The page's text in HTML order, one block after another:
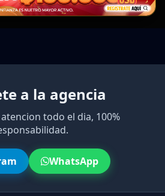
a la agencia
todo el dia, 100%
WhatsApp